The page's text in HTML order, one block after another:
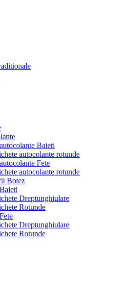
Baieti
autocolante rotunde
Fete
autocolante rotunde
Botez
Dreptunghiulare
Rotunde
Dreptunghiulare
Rotunde